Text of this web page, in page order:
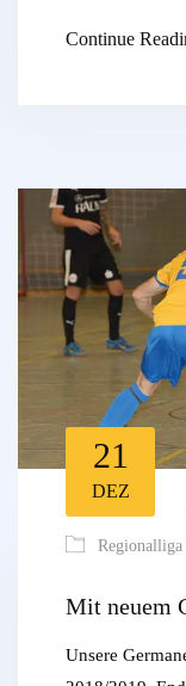
Continue
21
DEZ
Mit neuem
Unsere